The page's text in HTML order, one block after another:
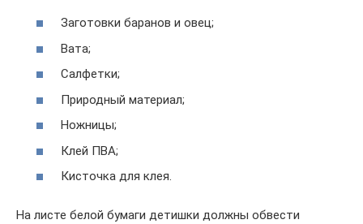
Заготовки баранов и овец;
Вата;
Салфетки;
Природный материал;
Ножницы;
Клей ПВА;
Кисточка для клея.
На листе белой бумаги детишки должны обвести